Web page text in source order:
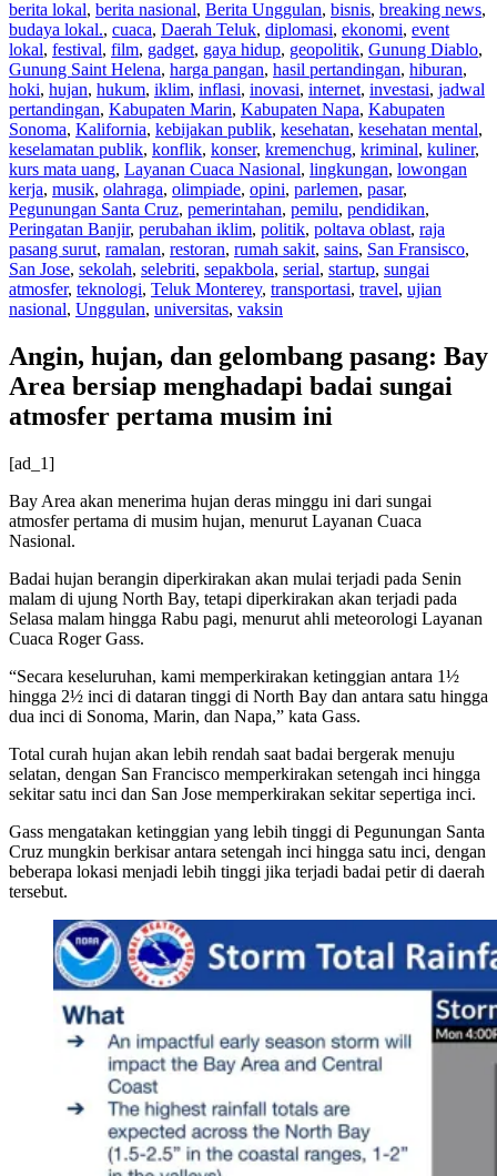
berita lokal, berita nasional, Berita Unggulan, bisnis, breaking news,
budaya lokal., cuaca, Daerah Teluk, diplomasi, ekonomi, event
lokal, festival, film, gadget, gaya hidup, geopolitik, Gunung Diablo,
Gunung Saint Helena, harga pangan, hasil pertandingan, hiburan,
hoki, hujan, hukum, iklim, inflasi, inovasi, internet, investasi, jadwal
pertandingan, Kabupaten Marin, Kabupaten Napa, Kabupaten
Sonoma, Kalifornia, kebijakan publik, kesehatan, kesehatan mental,
keselamatan publik, konflik, konser, kremenchug, kriminal, kuliner,
kurs mata uang, Layanan Cuaca Nasional, lingkungan, lowongan
kerja, musik, olahraga, olimpiade, opini, parlemen, pasar,
Pegunungan Santa Cruz, pemerintahan, pemilu, pendidikan,
Peringatan Banjir, perubahan iklim, politik, poltava oblast, raja
pasang surut, ramalan, restoran, rumah sakit, sains, San Fransisco,
San Jose, sekolah, selebriti, sepakbola, serial, startup, sungai
atmosfer, teknologi, Teluk Monterey, transportasi, travel, ujian
nasional, Unggulan, universitas, vaksin
Angin, hujan, dan gelombang pasang: Bay
Area bersiap menghadapi badai sungai
atmosfer pertama musim ini
[ad_1]
Bay Area akan menerima hujan deras minggu ini dari sungai
atmosfer pertama di musim hujan, menurut Layanan Cuaca
Nasional.
Badai hujan berangin diperkirakan akan mulai terjadi pada Senin
malam di ujung North Bay, tetapi diperkirakan akan terjadi pada
Selasa malam hingga Rabu pagi, menurut ahli meteorologi Layanan
Cuaca Roger Gass.
“Secara keseluruhan, kami memperkirakan ketinggian antara 1½
hingga 2½ inci di dataran tinggi di North Bay dan antara satu hingga
dua inci di Sonoma, Marin, dan Napa,” kata Gass.
Total curah hujan akan lebih rendah saat badai bergerak menuju
selatan, dengan San Francisco memperkirakan setengah inci hingga
sekitar satu inci dan San Jose memperkirakan sekitar sepertiga inci.
Gass mengatakan ketinggian yang lebih tinggi di Pegunungan Santa
Cruz mungkin berkisar antara setengah inci hingga satu inci, dengan
beberapa lokasi menjadi lebih tinggi jika terjadi badai petir di daerah
tersebut.